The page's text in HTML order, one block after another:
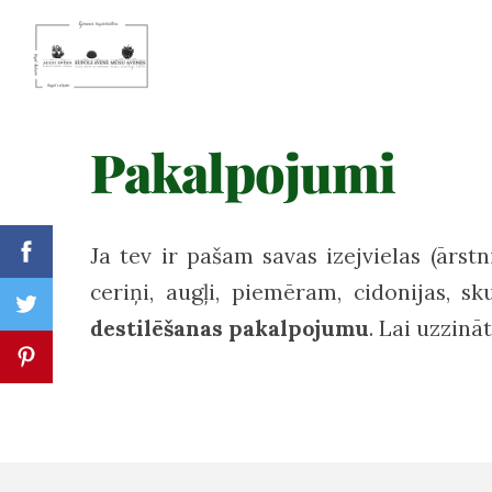
Pakalpojumi
Ja tev ir pašam savas izejvielas
ceriņi, augļi, piemēram, cidonijas,
destilēšanas pakalpojumu. Lai